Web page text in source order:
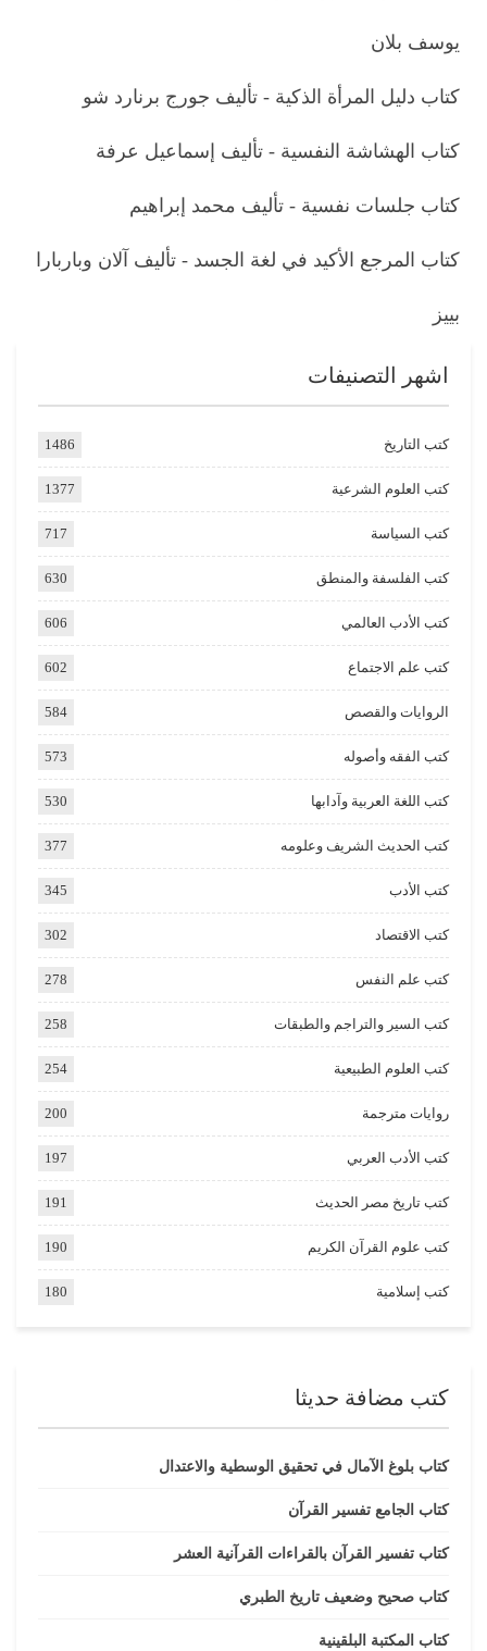
يوسف بلان
كتاب دليل المرأة الذكية - تأليف جورج برنارد شو
كتاب الهشاشة النفسية - تأليف إسماعيل عرفة
كتاب جلسات نفسية - تأليف محمد إبراهيم
كتاب المرجع الأكيد في لغة الجسد - تأليف آلان وباربارا
بييز
اشهر التصنيفات
كتب التاريخ 1486
كتب العلوم الشرعية 1377
كتب السياسة 717
كتب الفلسفة والمنطق 630
كتب الأدب العالمي 606
كتب علم الاجتماع 602
الروايات والقصص 584
كتب الفقه وأصوله 573
كتب اللغة العربية وآدابها 530
كتب الحديث الشريف وعلومه 377
كتب الأدب 345
كتب الاقتصاد 302
كتب علم النفس 278
كتب السير والتراجم والطبقات 258
كتب العلوم الطبيعية 254
روايات مترجمة 200
كتب الأدب العربي 197
كتب تاريخ مصر الحديث 191
كتب علوم القرآن الكريم 190
كتب إسلامية 180
كتب مضافة حديثا
كتاب بلوغ الآمال في تحقيق الوسطية والاعتدال
كتاب الجامع تفسير القرآن
كتاب تفسير القرآن بالقراءات القرآنية العشر
كتاب صحيح وضعيف تاريخ الطبري
كتاب المكتبة البلقينية